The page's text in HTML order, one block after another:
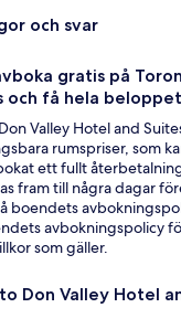
och svar
gratis på
och få hela
Valley Hotel and
rumspriser, som
ett fullt
fram till några dagar
boendets
avbokningspolicy
som gäller.
Don Valley Hotel